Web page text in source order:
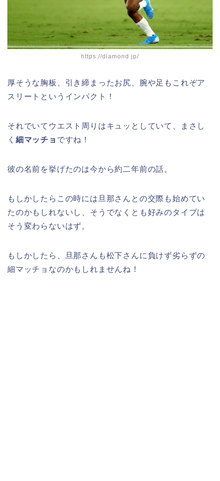
https://diamond.jp/
厚そうな胸板、引き締まったお尻、腕や足もこれぞア
スリートというインパクト！
それでいてウエスト周りはキュッとしていて、まさし
く 細マッチョ ですね！
彼の名前を挙げたのは今から約二年前の話。
もしかしたらこの時には旦那さんとの交際も始めてい
たのかもしれないし、そうでなくとも好みのタイプは
そう変わらないはず。
もしかしたら、旦那さんも松下さんに負けず劣らずの
細マッチョなのかもしれませんね！